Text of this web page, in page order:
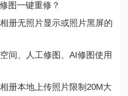
图一键重修？
册无照片显示或照片黑屏的
间、人工修图、AI修图使用
册本地上传照片限制20M大